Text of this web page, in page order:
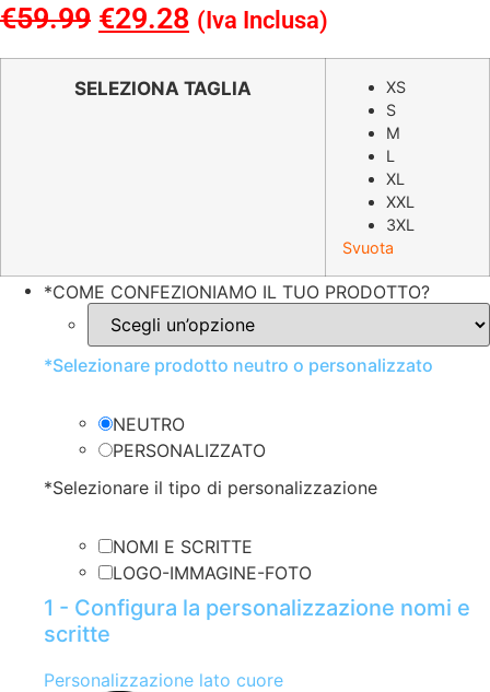
€59.99 Il
prezzo
originale
€29.28 Il
prezzo
attuale
(Iva Inclusa)
SELEZIONA TAGLIA
XS
S
M
L
XL
XXL
3XL
Svuota
*COME CONFEZIONIAMO IL TUO PRODOTTO?
*Selezionare prodotto neutro o personalizzato
NEUTRO
PERSONALIZZATO
*Selezionare il tipo di personalizzazione
NOMI E SCRITTE
LOGO-IMMAGINE-FOTO
1 - Configura la personalizzazione nomi e
scritte
Personalizzazione lato cuore